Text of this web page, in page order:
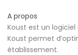
A propos
Koust est un logiciel
Koust permet
établissement.